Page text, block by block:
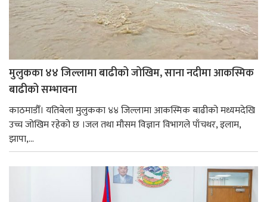
मुलुकका ४४ जिल्लामा बाढीको जोखिम, साना नदीमा आकस्मिक
बाढीको सम्भावना
काठमाडौँ। यतिबेला मुलुकका ४४ जिल्लामा आकस्मिक बाढीको मध्यमदेखि
उच्च जोखिम रहेको छ ।जल तथा मौसम विज्ञान विभागले पाँचथर, इलाम,
झापा,...